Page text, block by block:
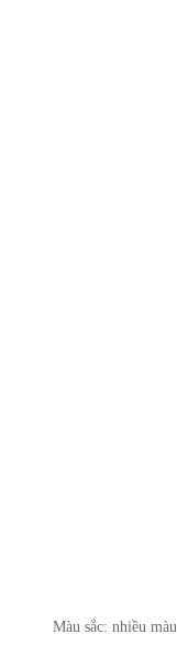
Màu sắc: nhiều màu